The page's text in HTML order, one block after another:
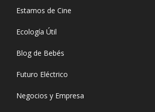
Estamos de Cine
Ecología Útil
Blog de Bebés
Futuro Eléctrico
Negocios y Empresa